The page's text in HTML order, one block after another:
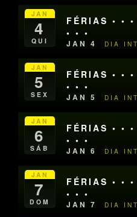
JAN
4
QUI
FÉRIAS • •
• • •
JAN 4 DIA
JAN
5
SEX
FÉRIAS • •
• • •
JAN 5 DIA
JAN
6
SÁB
FÉRIAS • •
• • •
JAN 6 DIA
JAN
7
DOM
FÉRIAS • •
• • •
JAN 7 DIA